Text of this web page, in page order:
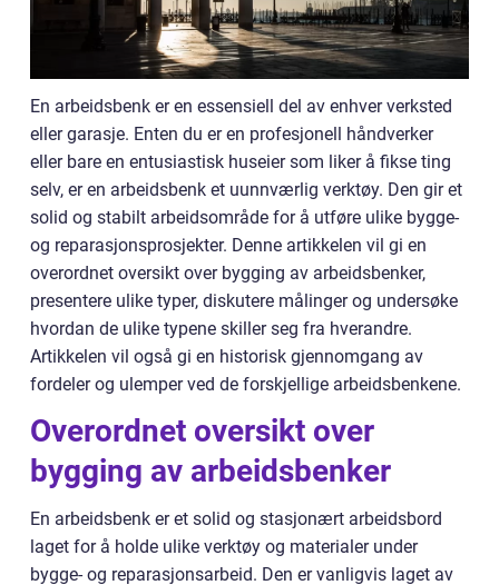
En arbeidsbenk er en essensiell del av enhver verksted
eller garasje. Enten du er en profesjonell håndverker
eller bare en entusiastisk huseier som liker å fikse ting
selv, er en arbeidsbenk et uunnværlig verktøy. Den gir et
solid og stabilt arbeidsområde for å utføre ulike bygge-
og reparasjonsprosjekter. Denne artikkelen vil gi en
overordnet oversikt over bygging av arbeidsbenker,
presentere ulike typer, diskutere målinger og undersøke
hvordan de ulike typene skiller seg fra hverandre.
Artikkelen vil også gi en historisk gjennomgang av
fordeler og ulemper ved de forskjellige arbeidsbenkene.
Overordnet oversikt over
bygging av arbeidsbenker
En arbeidsbenk er et solid og stasjonært arbeidsbord
laget for å holde ulike verktøy og materialer under
bygge- og reparasjonsarbeid. Den er vanligvis laget av